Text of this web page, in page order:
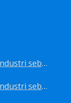
Sertifikasi Manajemen Energi di Industri sebagai Auditor BNSP
Sertifikasi Manajemen Energi di Industri sebagai Manager Energy BNSP